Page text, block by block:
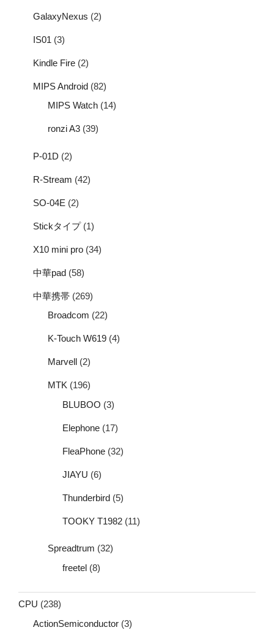
GalaxyNexus (2)
IS01 (3)
Kindle Fire (2)
MIPS Android (82)
MIPS Watch (14)
ronzi A3 (39)
P-01D (2)
R-Stream (42)
SO-04E (2)
Stickタイプ(1)
X10 mini pro (34)
中華pad (58)
中華携帯 (269)
Broadcom (22)
K-Touch W619 (4)
Marvell (2)
MTK (196)
BLUBOO (3)
Elephone (17)
FleaPhone (32)
JIAYU (6)
Thunderbird (5)
TOOKY T1982 (11)
Spreadtrum (32)
freetel (8)
CPU (238)
ActionSemiconductor (3)